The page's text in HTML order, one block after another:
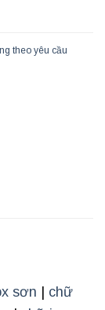
theo yêu cầu
sơn | chữ